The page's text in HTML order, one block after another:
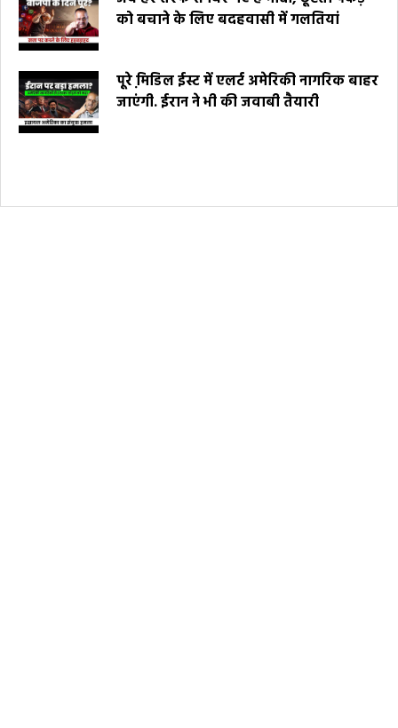
को बचाने के लिए बदहवासी में गलतियां
पूरे मि़डिल ईस्ट में एलर्ट अमेरिकी नागरिक बाहर
जाएंगी. ईरान ने भी की जवाबी तैयारी